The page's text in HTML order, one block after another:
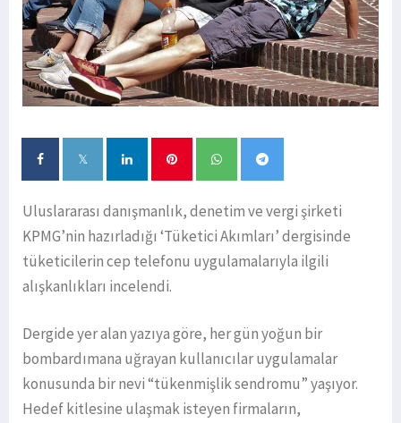
Uluslararası danışmanlık, denetim ve vergi şirketi
KPMG’nin hazırladığı ‘Tüketici Akımları’ dergisinde
tüketicilerin cep telefonu uygulamalarıyla ilgili
alışkanlıkları incelendi.
Dergide yer alan yazıya göre, her gün yoğun bir
bombardımana uğrayan kullanıcılar uygulamalar
konusunda bir nevi “tükenmişlik sendromu” yaşıyor.
Hedef kitlesine ulaşmak isteyen firmaların,